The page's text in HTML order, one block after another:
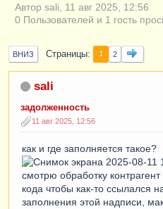
Автор sali, 11 авг 2025, 12:56
0 Пользователей и 1 гость
ВНИЗ Страницы 1 2
sali
задолженность
11 авг 2025, 12:56
как и где заполняется такое?
смотрю обработку
кода чтобы как-то ссылался
заполнения этой надписи,